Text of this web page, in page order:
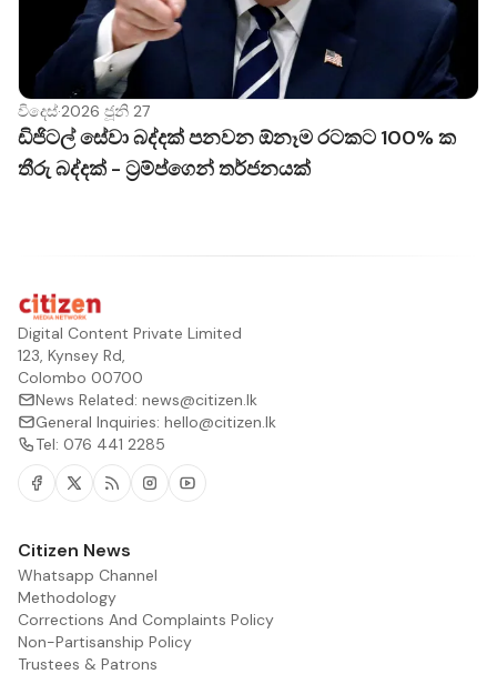
විදෙස්·2026 ජූනි 27
ඩිජිටල් සේවා බද්දක් පනවන ඕනෑම රටකට 100% ක
තීරු බද්දක් - ට්‍රම්ප්ගෙන් තර්ජනයක්
Digital Content Private Limited
123, Kynsey Rd,
Colombo 00700
News Related: news@citizen.lk
General Inquiries: hello@citizen.lk
Tel: 076 441 2285
Facebook
Twitter
RSS InstagramYoutube
Citizen News
Whatsapp Channel
Methodology
Corrections And Complaints Policy
Non-Partisanship Policy
Trustees & Patrons